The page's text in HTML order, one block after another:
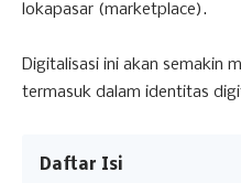
lokapasar (marketplace).
Digitalisasi ini akan semakin
termasuk dalam identitas
Daftar Isi